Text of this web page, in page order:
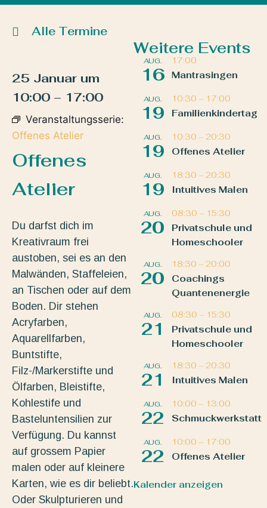
Alle Termine
25 Januar um
10:00 – 17:00
Veranstaltungsserie:
Offenes Atelier
Offenes
Atelier
Du darfst dich im
Kreativraum frei
austoben, sei es an den
Malwänden, Staffeleien,
an Tischen oder auf dem
Boden. Dir stehen
Acryfarben,
Aquarellfarben,
Buntstifte,
Filz-/Markerstifte und
Ölfarben, Bleistifte,
Kohlestife und
Basteluntensilien zur
Verfügung. Du kannst
auf grossem Papier
malen oder auf kleinere
Karten, wie es dir beliebt.
Oder Skulpturieren und
Weitere Events
AUG.
16
17:00
Mantrasingen
AUG.
19
10:30 – 17:00
Familienkindertag
AUG.
19
10:30 – 20:30
Offenes Atelier
AUG.
19
18:30 – 20:30
Intuitives Malen
AUG.
20
08:30 – 15:30
Privatschule und
Homeschooler
AUG.
20
18:30 – 20:00
Coachings
Quantenenergie
AUG.
21
08:30 – 15:30
Privatschule und
Homeschooler
AUG.
21
18:30 – 20:30
Intuitives Malen
AUG.
22
10:00 – 13:00
Schmuckwerkstatt
AUG.
22
10:00 – 17:00
Offenes Atelier
Kalender anzeigen